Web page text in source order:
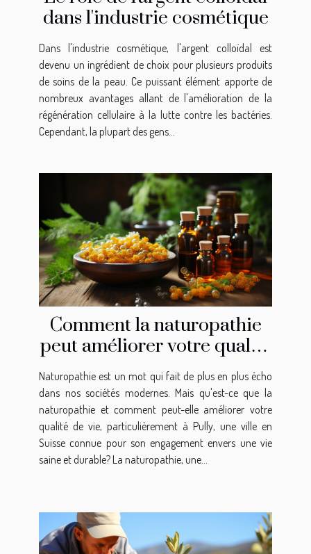
dans l'industrie cosmétique
Dans l'industrie cosmétique, l'argent colloïdal est
devenu un ingrédient de choix pour plusieurs produits
de soins de la peau. Ce puissant élément apporte de
nombreux avantages allant de l'amélioration de la
régénération cellulaire à la lutte contre les bactéries.
Cependant, la plupart des gens...
Comment la naturopathie
peut améliorer votre qualité
de vie à Pully
Naturopathie est un mot qui fait de plus en plus écho
dans nos sociétés modernes. Mais qu'est-ce que la
naturopathie et comment peut-elle améliorer votre
qualité de vie, particulièrement à Pully, une ville en
Suisse connue pour son engagement envers une vie
saine et durable? La naturopathie, une...